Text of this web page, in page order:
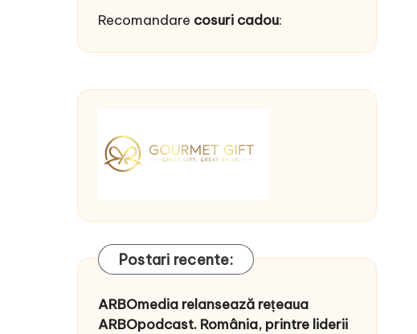
Recomandare cosuri cadou:
Postari recente:
ARBOmedia relansează rețeaua
ARBOpodcast. România, printre liderii